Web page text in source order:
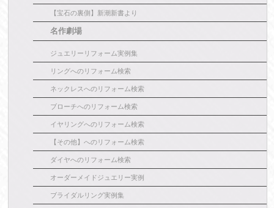
【宝石の裏側】新潮新書より
名作劇場
ジュエリーリフォーム実例集
リングへのリフォーム検索
ネックレスへのリフォーム検索
ブローチへのリフォーム検索
イヤリングへのリフォーム検索
【その他】へのリフォーム検索
ダイヤへのリフォーム検索
オーダーメイドジュエリー実例
ブライダルリング実例集